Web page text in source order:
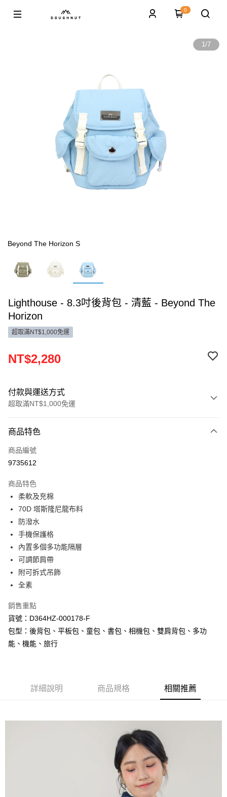
0
1/7
Beyond The Horizon S
Lighthouse - 8.3吋後背包 - 清藍 - Beyond The
Horizon
超取滿NT$1,000免運
NT$2,280
付款與運送方式
超取滿NT$1,000免運
信用卡一次付款
超商取貨付款
Apple Pay
街口支付
悠遊付
Google Pay
AFTEE先享後付
相關說明
AFTEE先享後付是「在收到商品之後才付款」的支付方式。 讓您購物簡單
便利好安心！
１．簡單：不需註冊會員、不需綁卡、不需儲值。
２．便利：只要手機號碼，簡訊認證，即可結帳。
２．訂單成立數日內，您將收到繳費通知簡訊。
３．收到繳費通知簡訊後14天內，點擊此簡訊中的連結，可透過四大超商／
ATM／網路銀行／等多元方式進行付款，方視為交易完成。
購買商品的店家。未經商家同意取消之訂單仍視為有效，需透過AFTEE先享
※ 交易是否成功請以「AFTEE先享後付 」之結帳頁面顯示為準，若有關於
是否繳費成功／繳費後需取消欲退款等相關疑問，請聯繫「AFTEE先享後付
https://netprotections.freshdesk.com/support/home
１．透過由恩沛科技股份有限公司提供之「AFTEE先享後付」服務完成之交
易，需依本服務之必要範圍內提供個人資料，並將交易相關給付款項請求債
全家取貨付款
每筆NT$60，滿NT$1,000(含以上)免運費
每筆NT$60，滿NT$1,000(含以上)免運費
每筆NT$60，滿NT$1,000(含以上)免運費
每筆NT$60，滿NT$1,000(含以上)免運費
商品特色
商品編號
9735612
商品特色
柔軟及充棉
70D 塔斯隆尼龍布料
防潑水
手機保護格
內置多個多功能隔層
可調節肩帶
附可拆式吊飾
全素
銷售重點
貨號：D364HZ-000178-F
包型：後背包、平板包、童包、書包、相機包、雙肩背包、多功
能、機能、旅行
詳細說明 商品規格 相關推薦